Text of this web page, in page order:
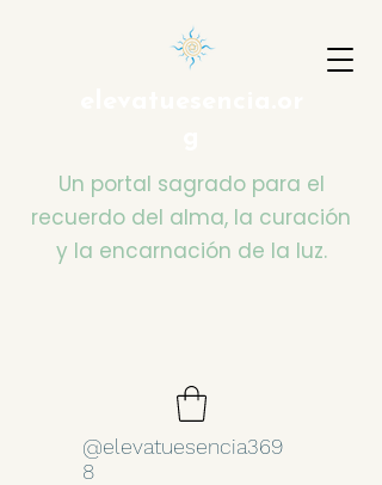
Un portal sagrado para el
recuerdo del alma, la curación
y la encarnación de la luz.
@elevatuesencia369
8